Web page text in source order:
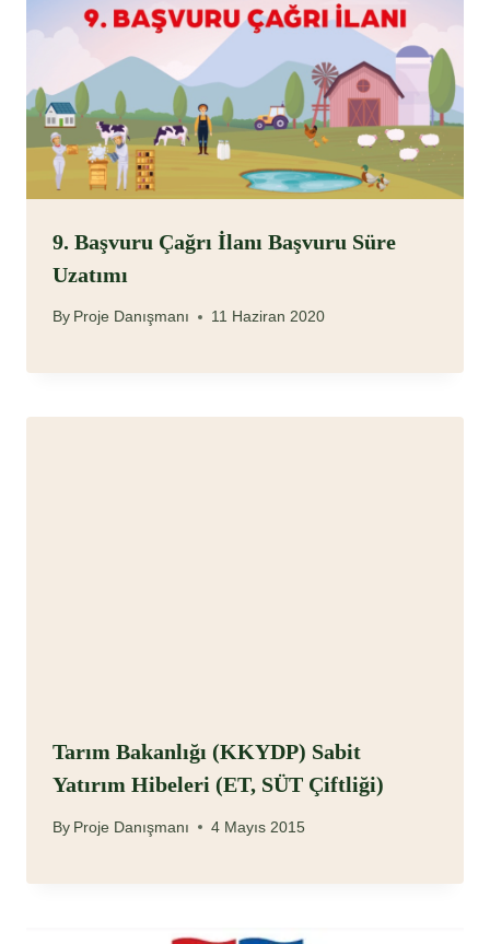
9. Başvuru Çağrı İlanı Başvuru Süre
Uzatımı
By Proje Danışmanı 11 Haziran 2020
Tarım Bakanlığı (KKYDP) Sabit
Yatırım Hibeleri (ET, SÜT Çiftliği)
By Proje Danışmanı 4 Mayıs 2015